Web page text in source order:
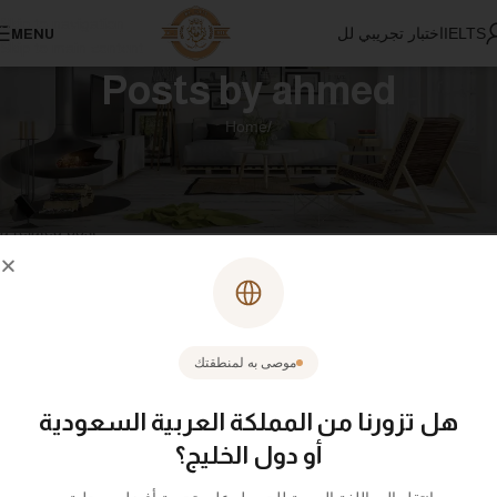
Skip to navigation
MENU اختبار تجريبي للIELTS
Posts byahmed
Home/
Nothing Found
a related post.
موصى به لمنطقتك
هل تزورنا من المملكة العربية السعودية
أو دول الخليج؟